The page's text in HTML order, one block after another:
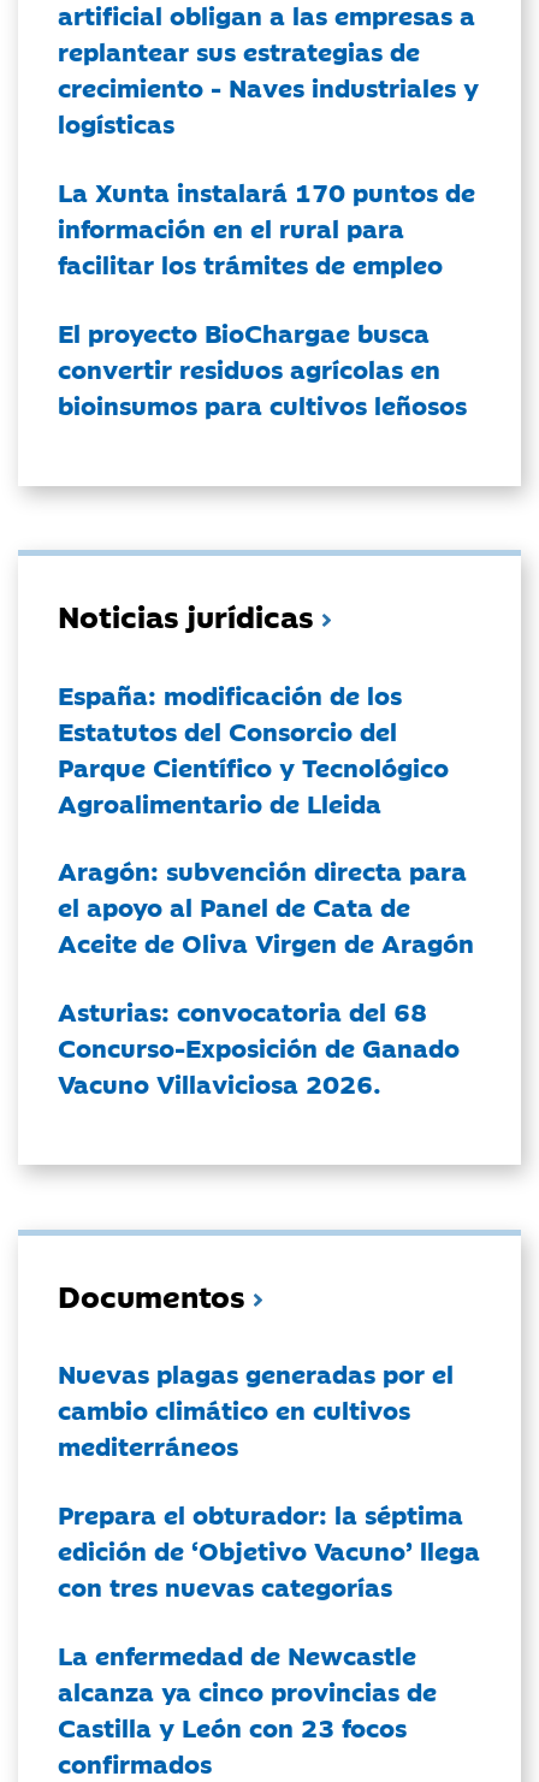
artificial obligan a las empresas a
replantear sus estrategias de
crecimiento - Naves industriales y
logísticas
La Xunta instalará 170 puntos de
información en el rural para
facilitar los trámites de empleo
El proyecto BioChargae busca
convertir residuos agrícolas en
bioinsumos para cultivos leñosos
Noticias jurídicas
España: modificación de los
Estatutos del Consorcio del
Parque Científico y Tecnológico
Agroalimentario de Lleida
Aragón: subvención directa para
el apoyo al Panel de Cata de
Aceite de Oliva Virgen de Aragón
Asturias: convocatoria del 68
Concurso-Exposición de Ganado
Vacuno Villaviciosa 2026.
Documentos
Nuevas plagas generadas por el
cambio climático en cultivos
mediterráneos
Prepara el obturador: la séptima
edición de ‘Objetivo Vacuno’ llega
con tres nuevas categorías
La enfermedad de Newcastle
alcanza ya cinco provincias de
Castilla y León con 23 focos
confirmados